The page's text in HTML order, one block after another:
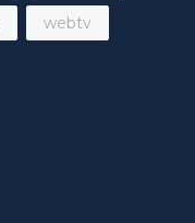
webtv